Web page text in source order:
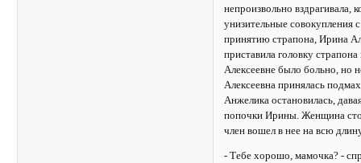
непроизвольно вздрагивала,
унизительные совокупления
принятию страпона, Ирина
приставила головку
Алексеевне было больно, но
Алексеевна принялась
Анжелика остановилась,
попочки Ирины. Женщина
член вошел в нее на всю
- Тебе хорошо, мамочка? -